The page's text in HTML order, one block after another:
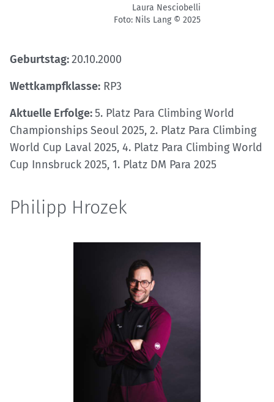
Laura Nesciobelli
Foto: Nils Lang © 2025
Geburtstag:20.10.2000
Wettkampfklasse: RP3
Aktuelle Erfolge:5. Platz Para Climbing World
Championships Seoul 2025, 2. Platz Para Climbing
World Cup Laval 2025, 4. Platz Para Climbing World
Cup Innsbruck 2025, 1. Platz DM Para 2025
Philipp Hrozek